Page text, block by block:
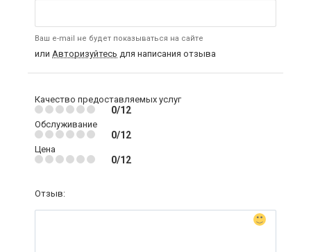
Ваш e-mail не будет показываться на сайте
или Авторизуйтесь для написания отзыва
Качество предоставляемых услуг
0/12
Обслуживание
0/12
Цена
0/12
Отзыв: